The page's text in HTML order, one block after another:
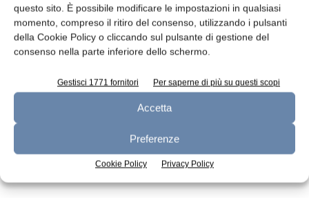
questo sito. È possibile modificare le impostazioni in qualsiasi
momento, compreso il ritiro del consenso, utilizzando i pulsanti
della Cookie Policy o cliccando sul pulsante di gestione del
consenso nella parte inferiore dello schermo.
Gestisci 1771 fornitori Per saperne di più su questi scopi
Accetta
Preferenze
Cookie Policy Privacy Policy
n.6 - Giugno 2026 n.5 - Maggio 2026
Edicola Web